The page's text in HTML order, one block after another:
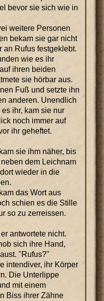
bevor sie sich wie in
weitere Personen
bekam sie gar nicht
an Rufus festgeklebt.
wie es ihr
ihren beiden
sie hörbar aus.
Fuß und setzte ihn
anderen. Unendlich
ihr, kam sie nur
noch immer auf
ihr geheftet.
sie ihm näher, bis
dem Leichnam
wieder in die
das Wort aus
schien es die Stille
so zu zerreissen.
antwortete nicht.
sich ihre Hand,
"Rufus?"
intendiver, ihr Körper
Die Unterlippe
mit einem
Biss ihrer Zähne